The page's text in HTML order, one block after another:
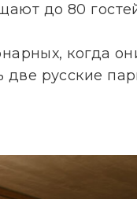
до 80
когда
русские